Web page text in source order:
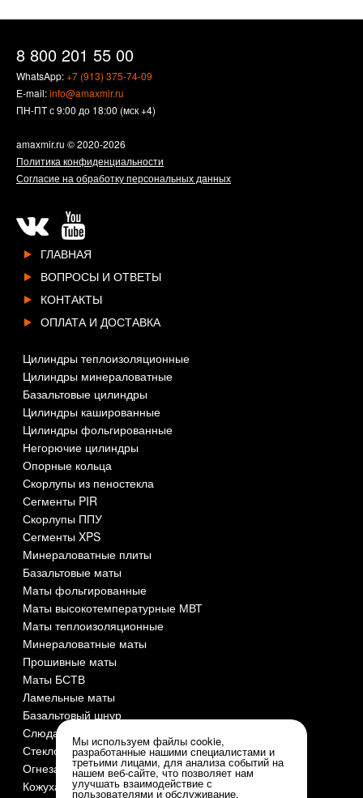
8 800 201 55 00
WhatsApp:+7 (913) 375-74-09
E-mail:info@amaxmir.ru
ПН-ПТ с 9:00 до 18:00 (мск +4)
amaxmir.ru © 2020-2026
Политика конфиденциальности
Согласие на обработку персональных данных
ГЛАВНАЯ
ВОПРОСЫ И ОТВЕТЫ
КОНТАКТЫ
ОПЛАТА И ДОСТАВКА
Цилиндры теплоизоляционные
Цилиндры минераловатные
Базальтовые цилиндры
Цилиндры кашированные
Цилиндры фольгированные
Негорючие цилиндры
Опорные кольца
Скорлупы из пеностекла
Сегменты PIR
Скорлупы ППУ
Сегменты XPS
Минераловатные плиты
Базальтовые маты
Маты фольгированные
Маты высокотемпературные МВТ
Маты теплоизоляционные
Минераловатные маты
Прошивные маты
Маты БСТВ
Ламельные маты
Базальтовый шнур
Слюда СМОГ
Стеклоткань
Огнезащита и огнеупоры
Кожуха оцинкованные
Мы используем файлы cookie,
разработанные нашими специалистами и
третьими лицами, для анализа событий на
нашем веб-сайте, что позволяет нам
улучшать взаимодействие с
пользователями и обслуживание.